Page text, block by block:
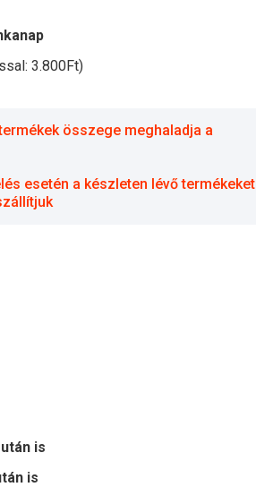
3.800Ft)
összege meghaladja a
esetén a készleten lévő termékeket
is
is